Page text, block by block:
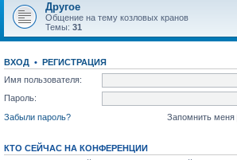
Другое
Общение на тему козловых кранов
Темы: 31
ВХОД • РЕГИСТРАЦИЯ
Имя пользователя:
Пароль:
Забыли пароль?
Запомнить меня
КТО СЕЙЧАС НА КОНФЕРЕНЦИИ